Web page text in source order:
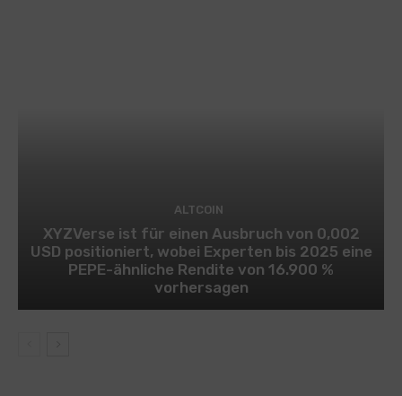
ALTCOIN
XYZVerse ist für einen Ausbruch von 0,002
USD positioniert, wobei Experten bis 2025 eine
PEPE-ähnliche Rendite von 16.900 %
vorhersagen